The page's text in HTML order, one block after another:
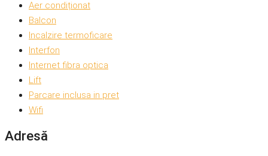
Aer condiționat
Balcon
Incalzire termoficare
Interfon
Internet fibra optica
Lift
Parcare inclusa in pret
Wifi
Adresă